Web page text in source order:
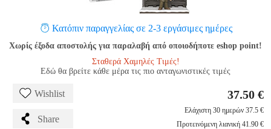
Κατόπιν παραγγελίας σε 2-3 εργάσιμες ημέρες
Χωρίς έξοδα αποστολής για παραλαβή από οποιοδήποτε eshop point!
Σταθερά Χαμηλές Τιμές!
Εδώ θα βρείτε κάθε μέρα τις πιο ανταγωνιστικές τιμές
Wishlist
Share
37.50 €
Ελάχιστη 30 ημερών 37.5 €
Προτεινόμενη λιανική 41.90 €